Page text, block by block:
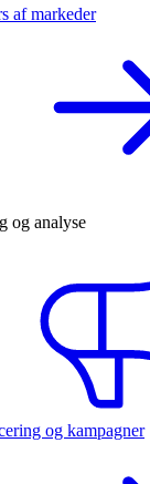
af markeder
og analyse
og kampagner